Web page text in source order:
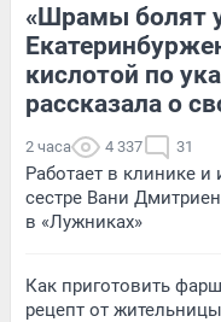
«Шрамы болят
кислотой по
рассказала о
2 часа 4 337 31
Работает в клинике и
сестре Вани
в «Лужниках»
Как приготовить
рецепт от